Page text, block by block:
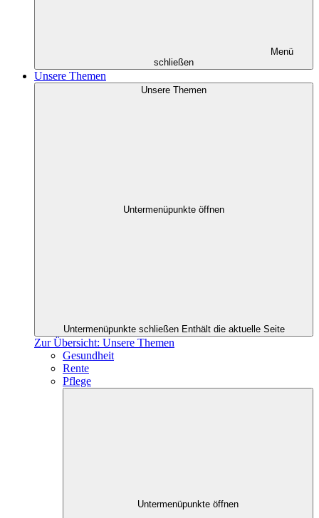
Menü
schließen
Unsere Themen
Unsere Themen
Untermenüpunkte öffnen
Untermenüpunkte schließen Enthält die aktuelle Seite
Zur Übersicht: Unsere Themen
Gesundheit
Rente
Pflege
Untermenüpunkte öffnen